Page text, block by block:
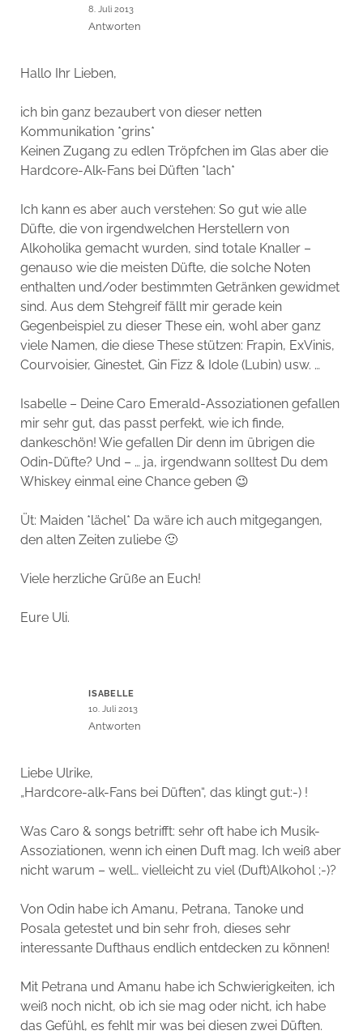
8. Juli 2013
Antworten
Hallo Ihr Lieben,
ich bin ganz bezaubert von dieser netten
Kommunikation *grins*
Keinen Zugang zu edlen Tröpfchen im Glas aber die
Hardcore-Alk-Fans bei Düften *lach*
Ich kann es aber auch verstehen: So gut wie alle
Düfte, die von irgendwelchen Herstellern von
Alkoholika gemacht wurden, sind totale Knaller –
genauso wie die meisten Düfte, die solche Noten
enthalten und/oder bestimmten Getränken gewidmet
sind. Aus dem Stehgreif fällt mir gerade kein
Gegenbeispiel zu dieser These ein, wohl aber ganz
viele Namen, die diese These stützen: Frapin, ExVinis,
Courvoisier, Ginestet, Gin Fizz & Idole (Lubin) usw. …
Isabelle – Deine Caro Emerald-Assoziationen gefallen
mir sehr gut, das passt perfekt, wie ich finde,
dankeschön! Wie gefallen Dir denn im übrigen die
Odin-Düfte? Und – … ja, irgendwann solltest Du dem
Whiskey einmal eine Chance geben 😉
Üt: Maiden *lächel* Da wäre ich auch mitgegangen,
den alten Zeiten zuliebe 🙂
Viele herzliche Grüße an Euch!
Eure Uli.
ISABELLE
10. Juli 2013
Antworten
Liebe Ulrike,
„Hardcore-alk-Fans bei Düften“, das klingt gut:-) !
Was Caro & songs betrifft: sehr oft habe ich Musik-
Assoziationen, wenn ich einen Duft mag. Ich weiß aber
nicht warum – well… vielleicht zu viel (Duft)Alkohol ;-)?
Von Odin habe ich Amanu, Petrana, Tanoke und
Posala getestet und bin sehr froh, dieses sehr
interessante Dufthaus endlich entdecken zu können!
Mit Petrana und Amanu habe ich Schwierigkeiten, ich
weiß noch nicht, ob ich sie mag oder nicht, ich habe
das Gefühl, es fehlt mir was bei diesen zwei Düften.